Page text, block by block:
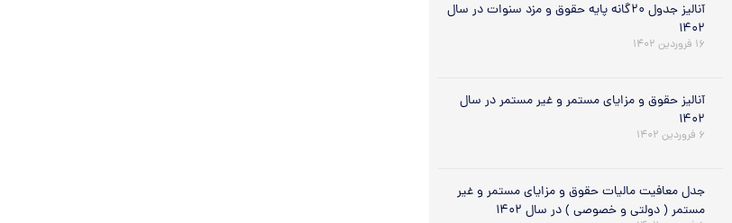
آنالیز جدول ۲۰گانه پایه حقوق و مزد سنوات در سال
۱۴۰۲
۱۶ فروردین ۱۴۰۲
آنالیز حقوق و مزایای مستمر و غیر مستمر در سال
۱۴۰۲
۶ فروردین ۱۴۰۲
جدل معافیت مالیات حقوق و مزایای مستمر و غیر
مستمر ( دولتی و خصوصی ) در سال ۱۴۰۲